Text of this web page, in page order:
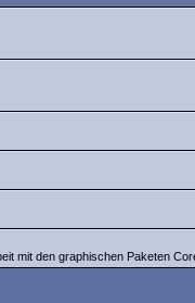
mit den graphischen Paketen